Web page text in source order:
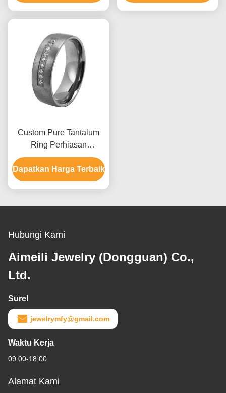
Custom Pure Tantalum
Ring Perhiasan
Bundaran 7mm Batu
Setting
Dapatkan Harga Terbaik
Hubungi Kami
Aimeili Jewelry (Dongguan) Co.,
Ltd.
Surel
jewelrymfy@gmail.com
Waktu Kerja
09:00-18:00
Alamat Kami